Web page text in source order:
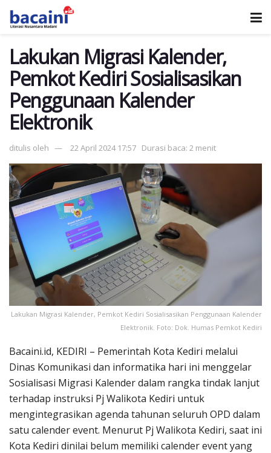
Lakukan Migrasi Kalender,
Pemkot Kediri Sosialisasikan
Penggunaan Kalender
Elektronik
ditulis oleh 22 April 2024 17:57 Durasi baca: 2 menit
Lakukan Migrasi Kalender, Pemkot Kediri Sosialisasikan Penggunaan Kalender
Elektronik. Foto: Dok. Humas Pemkot Kediri
Bacaini.id, KEDIRI – Pemerintah Kota Kediri melalui
Dinas Komunikasi dan informatika hari ini menggelar
Sosialisasi Migrasi Kalender dalam rangka tindak lanjut
terhadap instruksi Pj Walikota Kediri untuk
mengintegrasikan agenda tahunan seluruh OPD dalam
satu calender event. Menurut Pj Walikota Kediri, saat ini
Kota Kediri dinilai belum memiliki calender event yang